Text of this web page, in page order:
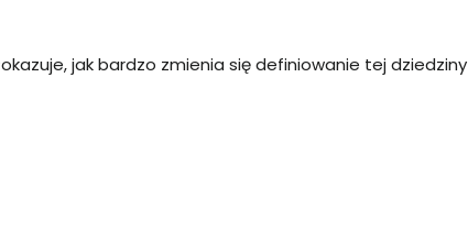
jak bardzo zmienia się definiowanie tej dziedziny